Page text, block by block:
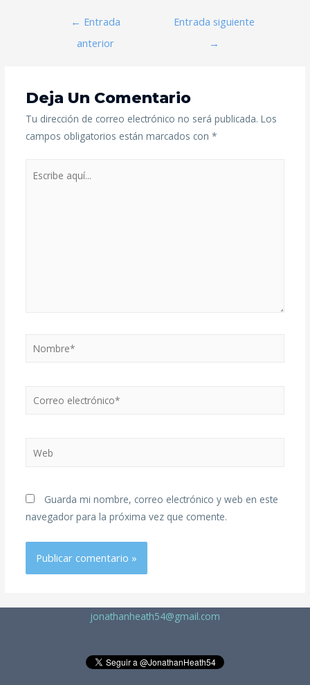
← Entrada
anterior
Entrada siguiente
→
Deja Un Comentario
Tu dirección de correo electrónico no será publicada. Los
campos obligatorios están marcados con *
Guarda mi nombre, correo electrónico y web en este
navegador para la próxima vez que comente.
jonathanheath54@gmail.com